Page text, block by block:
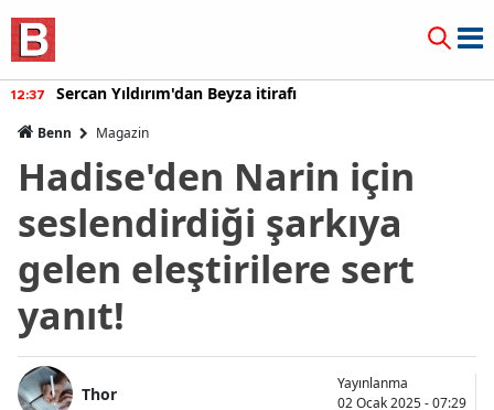
12:37 Sercan Yıldırım'dan Beyza itirafı
Benn Magazin
Hadise'den Narin için
seslendirdiği şarkıya
gelen eleştirilere sert
yanıt!
Thor
Yayınlanma
02 Ocak 2025 - 07:29